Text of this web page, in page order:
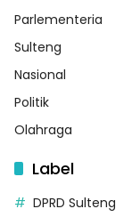
Parlementeria
Sulteng
Nasional
Politik
Olahraga
Label
DPRD Sulteng